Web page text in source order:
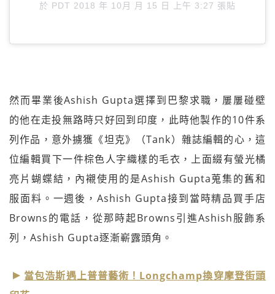
於 PDT 2018 年 10月 月 15 日 上午 3:27 張貼
然而畢業後Ashish Gupta選擇到巴黎求職，屢屢碰壁
的他在走投無路時只好回到印度，此時他製作的10件系
列作品，意外擄獲《坦克》（Tank）雜誌編輯的心，這
位編輯買下一件棕色人字織樣的毛衣，上面綴有螢光橘
亮片蝴蝶結，內襯使用的是Ashish Gupta蒐集的舊和
服面料。一週後，Ashish Gupta接到當時精品買手店
Browns的電話，從那時起Browns引進Ashish服飾系
列，Ashish Gupta逐漸嶄露頭角。
當包浩斯遇上普普藝術！Longchamp換穿摩登街頭